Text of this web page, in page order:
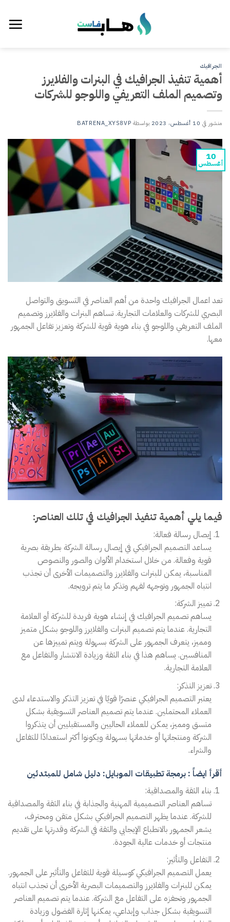
الجرافيك
أهمية تنفيذ الجرافيك في البنرات والفلايرز
وتصميم الملف التعريفي واللوجو للشركات
منشور في 10 أغسطس، 2023 بواسطة BATRENA_XYS8VP
10
أغسطس
تعد اعمال الجرافيك واحدة من أهم العناصر في التسويق والتواصل
البصري للشركات والعلامات التجارية. تساهم البنرات والفلايرز وتصميم
الملف التعريفي واللوجو في بناء هوية قوية للشركة وتعزيز تفاعل الجمهور
معها.
فيما يلي أهمية تنفيذ الجرافيك في تلك العناصر:
إيصال رسالة فعالة:
يساعد التصميم الجرافيكي في إيصال رسالة الشركة بطريقة بصرية
قوية وفعالة. من خلال استخدام الألوان والصور والنصوص
المناسبة، يمكن للبنرات والفلايرز والتصميمات الأخرى أن تجذب
انتباه الجمهور وتوجهه لفهم وتذكر ما يتم ترويجه.
تمييز الشركة:
يساهم تصميم الجرافيك في إنشاء هوية فريدة للشركة أو العلامة
التجارية. عندما يتم تصميم البنرات والفلايرز واللوجو بشكل متميز
ومميز، يتعرف الجمهور على الشركة بسهولة ويتم تمييزها عن
المنافسين. يساهم هذا في بناء الثقة وزيادة الانتشار والتفاعل مع
العلامة التجارية.
تعزيز التذكر:
يعتبر التصميم الجرافيكي عنصرًا قويًا في تعزيز التذكر والاستدعاء لدى
العملاء المحتملين. عندما يتم تصميم العناصر التسويقية بشكل
متسق ومميز، يمكن للعملاء الحاليين والمستقبليين أن يتذكروا
الشركة ومنتجاتها أو خدماتها بسهولة ويكونوا أكثر استعدادًا للتفاعل
والشراء.
أقرأ ايضاً : برمجة تطبيقات الموبايل: دليل شامل للمبتدئين
بناء الثقة والمصداقية:
تساهم العناصر التصميمية المهنية والجذابة في بناء الثقة والمصداقية
للشركة. عندما يظهر التصميم الجرافيكي بشكل متقن ومحترف،
يشعر الجمهور بالانطباع الإيجابي والثقة في الشركة وقدرتها على تقديم
منتجات أو خدمات عالية الجودة.
التفاعل والتأثير:
يعمل التصميم الجرافيكي كوسيلة قوية للتفاعل والتأثير على الجمهور.
يمكن للبنرات والفلايرز والتصميمات البصرية الأخرى أن تجذب انتباه
الجمهور وتحفزه على التفاعل مع الشركة. عندما يتم تصميم العناصر
التسويقية بشكل جذاب وإبداعي، يمكنها إثارة الفضول وزيادة